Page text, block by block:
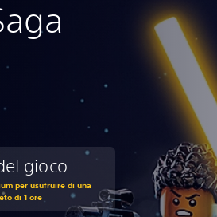
gioco
per usufruire di una
di 1 ore